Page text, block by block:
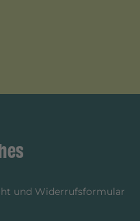
und Widerrufsformular